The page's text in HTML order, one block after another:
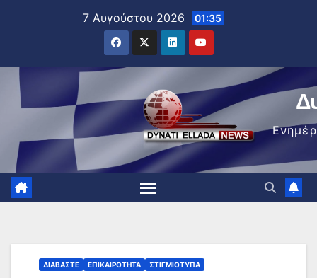
7 Αυγούστου 2026 01:35
ΔΙΑΒΆΣΤΕ ΕΠΙΚΑΙΡΌΤΗΤΑ ΣΤΙΓΜΙΌΤΥΠΑ